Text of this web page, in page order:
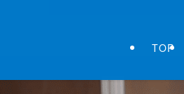
TOP